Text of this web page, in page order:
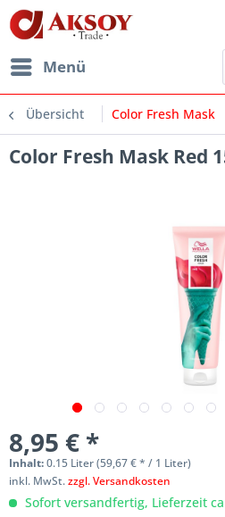
Menü
Übersicht Color Fresh Mask
Color Fresh Mask Red
8,95 € *
Inhalt:0.15 Liter (59,67 € * / 1 Liter)
inkl. MwSt.zzgl. Versandkosten
Sofort versandfertig, Lieferzeit